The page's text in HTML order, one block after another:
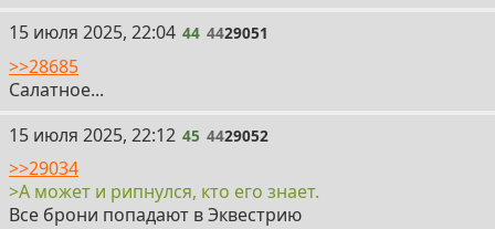
44
15 июля 2025, 22:04 44 4429051
>>28685
Салатное...
45
15 июля 2025, 22:12 45 4429052
>>29034
>А может и рипнулся, кто его знает.
Все брони попадают в Эквестрию